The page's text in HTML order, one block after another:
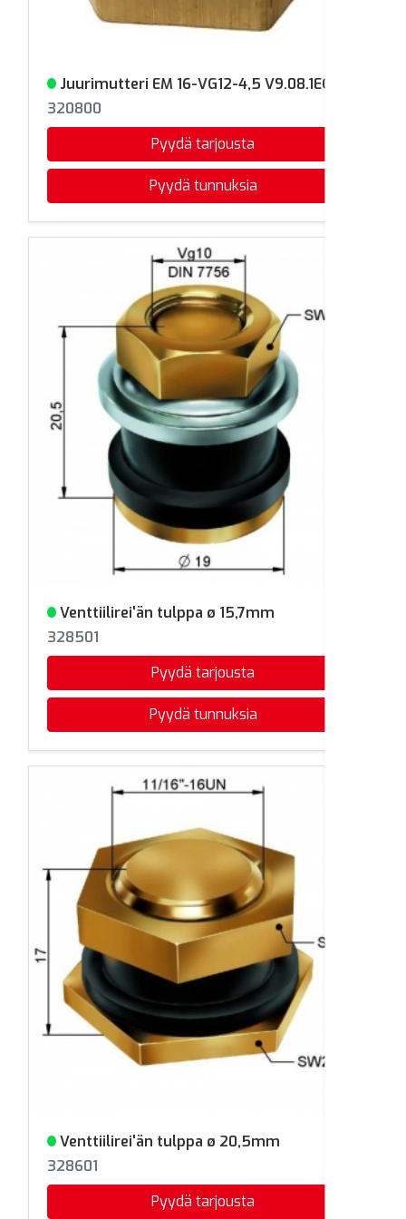
Varastossa
Juurimutteri EM 16-VG12-4,5 V9.08.1EQ
320800
Pyydä tarjousta
Pyydä tunnuksia
Varastossa
Venttiilirei'än tulppa ø 15,7mm
328501
Pyydä tarjousta
Pyydä tunnuksia
Varastossa
Venttiilirei'än tulppa ø 20,5mm
328601
Pyydä tarjousta